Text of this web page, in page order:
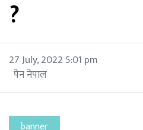
?
27 July, 2022 5:01 pm
पेन नेपाल
banner